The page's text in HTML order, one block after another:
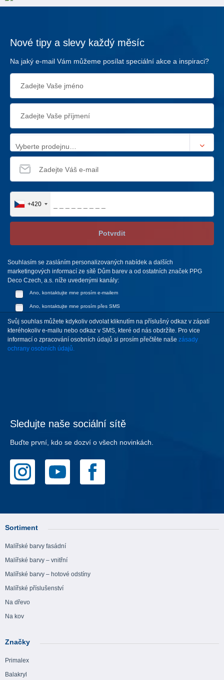
Nové tipy a slevy každý měsíc
Na jaký e-mail Vám můžeme posílat speciální akce a inspiraci?
Vyberte prodejnu…
+420
Potvrdit
Souhlasím se zasláním personalizovaných nabídek a dalších
marketingových informací ze sítě Dům barev a od ostatních značek PPG
Deco Czech, a.s. níže uvedenými kanály:
Ano, kontaktujte mne prosím e-mailem
Ano, kontaktujte mne prosím přes SMS
Svůj souhlas můžete kdykoliv odvolat kliknutím na příslušný odkaz v zápatí
kteréhokoliv e-mailu nebo odkaz v SMS, které od nás obdržíte. Pro vice
informací o zpracování osobních údajů si prosím přečtěte naše zásady
ochrany osobních údajů.
Sledujte naše sociální sítě
Buďte první, kdo se dozví o všech novinkách.
Sortiment
Malířské barvy fasádní
Malířské barvy – vnitřní
Malířské barvy – hotové odstíny
Malířské příslušenství
Na dřevo
Na kov
Značky
Primalex
Balakryl